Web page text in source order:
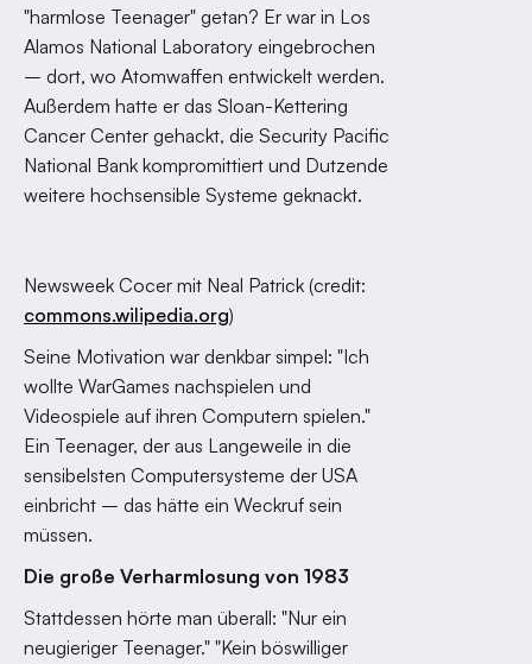
"harmlose Teenager" getan? Er war in Los
Alamos National Laboratory eingebrochen
– dort, wo Atomwaffen entwickelt werden.
Außerdem hatte er das Sloan-Kettering
Cancer Center gehackt, die Security Pacific
National Bank kompromittiert und Dutzende
weitere hochsensible Systeme geknackt.
Newsweek Cocer mit Neal Patrick (credit:
commons.wilipedia.org)
Seine Motivation war denkbar simpel: "Ich
wollte WarGames nachspielen und
Videospiele auf ihren Computern spielen."
Ein Teenager, der aus Langeweile in die
sensibelsten Computersysteme der USA
einbricht – das hätte ein Weckruf sein
müssen.
Die große Verharmlosung von 1983
Stattdessen hörte man überall: "Nur ein
neugieriger Teenager." "Kein böswilliger